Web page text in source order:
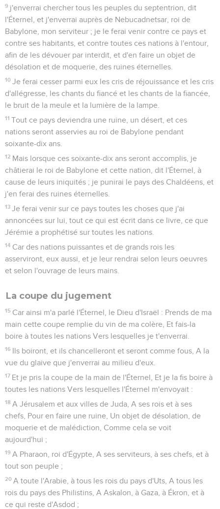
9 j'enverrai chercher tous les peuples du septentrion, dit
l'Éternel, et j'enverrai auprès de Nebucadnetsar, roi de
Babylone, mon serviteur ; je le ferai venir contre ce pays et
contre ses habitants, et contre toutes ces nations à l'entour,
afin de les dévouer par interdit, et d'en faire un objet de
désolation et de moquerie, des ruines éternelles.
10 Je ferai cesser parmi eux les cris de réjouissance et les cris
d'allégresse, les chants du fiancé et les chants de la fiancée,
le bruit de la meule et la lumière de la lampe.
11 Tout ce pays deviendra une ruine, un désert, et ces
nations seront asservies au roi de Babylone pendant
soixante-dix ans.
12 Mais lorsque ces soixante-dix ans seront accomplis, je
châtierai le roi de Babylone et cette nation, dit l'Éternel, à
cause de leurs iniquités ; je punirai le pays des Chaldéens, et
j'en ferai des ruines éternelles.
13 Je ferai venir sur ce pays toutes les choses que j'ai
annoncées sur lui, tout ce qui est écrit dans ce livre, ce que
Jérémie a prophétisé sur toutes les nations.
14 Car des nations puissantes et de grands rois les
asserviront, eux aussi, et je leur rendrai selon leurs oeuvres
et selon l'ouvrage de leurs mains.
La coupe du jugement
15 Car ainsi m'a parlé l'Éternel, le Dieu d'Israël : Prends de ma
main cette coupe remplie du vin de ma colère, Et fais-la
boire à toutes les nations Vers lesquelles je t'enverrai.
16 Ils boiront, et ils chancelleront et seront comme fous, A la
vue du glaive que j'enverrai au milieu d'eux.
17 Et je pris la coupe de la main de l'Éternel, Et je la fis boire à
toutes les nations Vers lesquelles l'Éternel m'envoyait :
18 A Jérusalem et aux villes de Juda, A ses rois et à ses
chefs, Pour en faire une ruine, Un objet de désolation, de
moquerie et de malédiction, Comme cela se voit
aujourd'hui ;
19 A Pharaon, roi d'Égypte, A ses serviteurs, à ses chefs, et à
tout son peuple ;
20 A toute l'Arabie, à tous les rois du pays d'Uts, A tous les
rois du pays des Philistins, A Askalon, à Gaza, à Ékron, et à
ce qui reste d'Asdod ;